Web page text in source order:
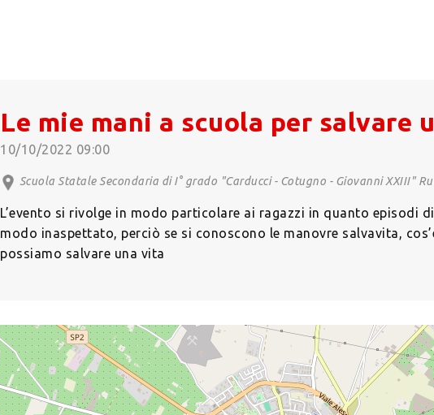
Le mie mani a scuola per salvare
10/10/2022 09:00
Scuola Statale Secondaria di I° grado "Carducci - Cotugno - Giovanni XXIII"
L’evento si rivolge in modo particolare ai ragazzi in quanto episodi
modo inaspettato, perciò se si conoscono le manovre salvavita,
possiamo salvare una vita